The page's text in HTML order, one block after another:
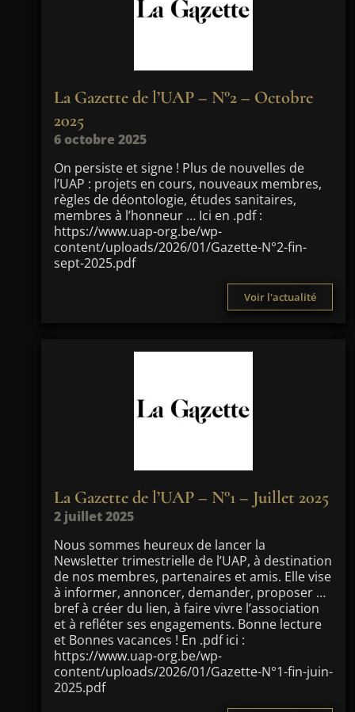
La Gazette de l’UAP – N°2 – Octobre
2025
6 octobre 2025
On persiste et signe ! Plus de nouvelles de
l’UAP : projets en cours, nouveaux membres,
règles de déontologie, études sanitaires,
membres à l’honneur … Ici en .pdf :
https://www.uap-org.be/wp-
content/uploads/2026/01/Gazette-N°2-fin-
sept-2025.pdf
Voir l'actualité
La Gazette de l’UAP – N°1 – Juillet 2025
2 juillet 2025
Nous sommes heureux de lancer la
Newsletter trimestrielle de l’UAP, à destination
de nos membres, partenaires et amis. Elle vise
à informer, annoncer, demander, proposer …
bref à créer du lien, à faire vivre l’association
et à refléter ses engagements. Bonne lecture
et Bonnes vacances ! En .pdf ici :
https://www.uap-org.be/wp-
content/uploads/2026/01/Gazette-N°1-fin-juin-
2025.pdf